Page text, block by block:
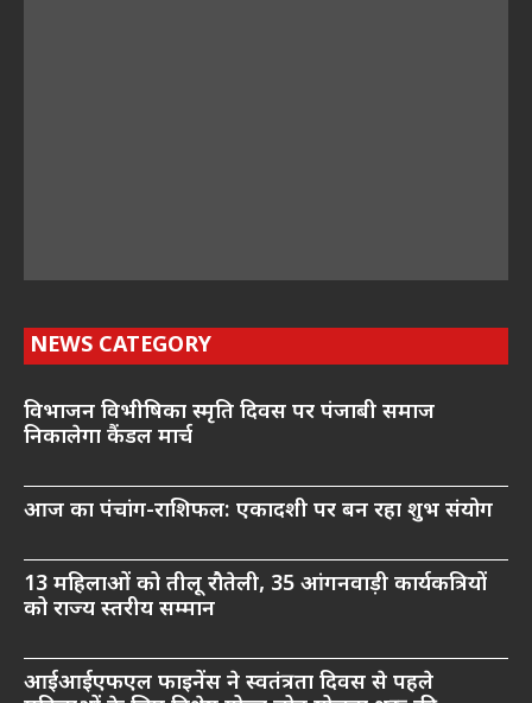
NEWS CATEGORY
विभाजन विभीषिका स्मृति दिवस पर पंजाबी समाज
निकालेगा कैंडल मार्च
आज का पंचांग-राशिफल: एकादशी पर बन रहा शुभ संयोग
13 महिलाओं को तीलू रौतेली, 35 आंगनवाड़ी कार्यकत्रियों
को राज्य स्तरीय सम्मान
आईआईएफएल फाइनेंस ने स्वतंत्रता दिवस से पहले